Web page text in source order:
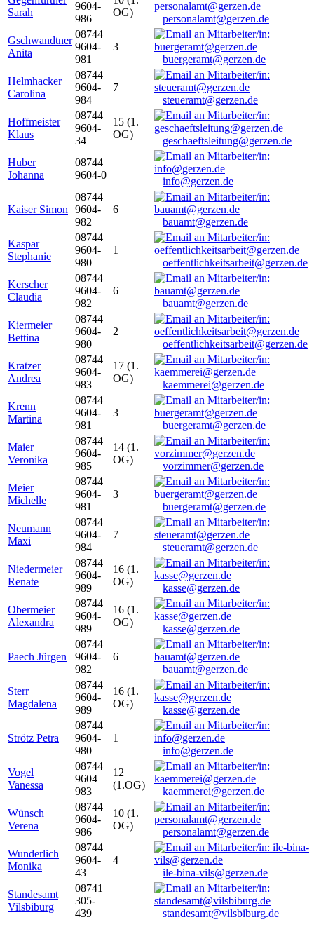
Sarah
9604-
986
OG)
personalamt@gerzen.de
Gschwandtner
Anita
08744
9604-
981
3
buergeramt@gerzen.de
Helmhacker
Carolina
08744
9604-
984
7
steueramt@gerzen.de
Hoffmeister
Klaus
08744
9604-
34
15 (1.
OG)
geschaeftsleitung@gerzen.de
Huber
Johanna
08744
9604-0
info@gerzen.de
Kaiser Simon
08744
9604-
982
6
bauamt@gerzen.de
Kaspar
Stephanie
08744
9604-
980
1
oeffentlichkeitsarbeit@gerzen.de
Kerscher
Claudia
08744
9604-
982
6
bauamt@gerzen.de
Kiermeier
Bettina
08744
9604-
980
2
oeffentlichkeitsarbeit@gerzen.de
Kratzer
Andrea
08744
9604-
983
17 (1.
OG)
kaemmerei@gerzen.de
Krenn
Martina
08744
9604-
981
3
buergeramt@gerzen.de
Maier
Veronika
08744
9604-
985
14 (1.
OG)
vorzimmer@gerzen.de
Meier
Michelle
08744
9604-
981
3
buergeramt@gerzen.de
Neumann
Maxi
08744
9604-
984
7
steueramt@gerzen.de
Niedermeier
Renate
08744
9604-
989
16 (1.
OG)
kasse@gerzen.de
Obermeier
Alexandra
08744
9604-
989
16 (1.
OG)
kasse@gerzen.de
Paech Jürgen
08744
9604-
982
6
bauamt@gerzen.de
Sterr
Magdalena
08744
9604-
989
16 (1.
OG)
kasse@gerzen.de
Strötz Petra
08744
9604-
980
1
info@gerzen.de
Vogel
Vanessa
08744
9604
983
12
(1.OG)
kaemmerei@gerzen.de
Wünsch
Verena
08744
9604-
986
10 (1.
OG)
personalamt@gerzen.de
Wunderlich
Monika
08744
9604-
43
4
ile-bina-vils@gerzen.de
Standesamt
Vilsbiburg
08741
305-
439
standesamt@vilsbiburg.de